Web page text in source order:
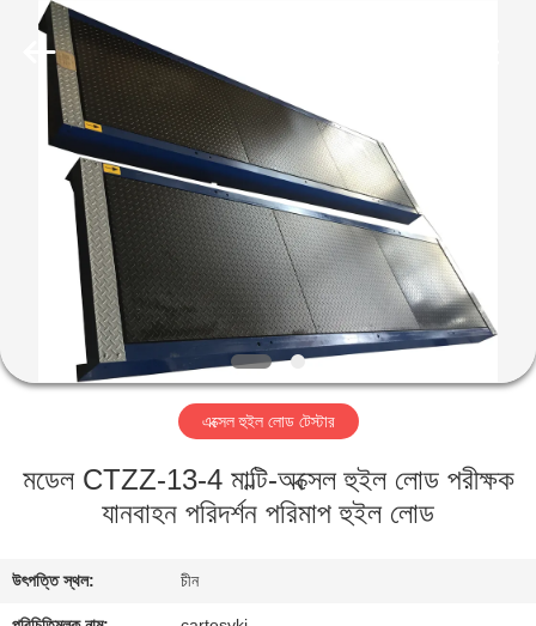
আমাদের
সম্পর্কে
কারখানা
মান
Cartesy
Diagnosis
Technology
Reserved.
এক্সেল হুইল লোড টেস্টার
মডেল CTZZ-13-4 মাল্টি-অক্সেল হুইল লোড পরীক্ষক
যানবাহন পরিদর্শন পরিমাপ হুইল লোড
উৎপত্তি স্থল: চীন